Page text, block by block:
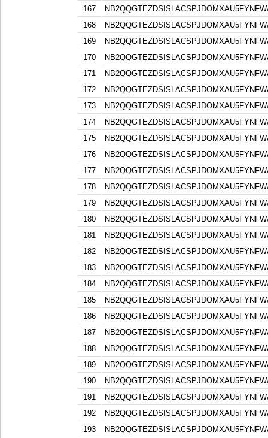
167
168
169
170
171
172
173
174
175
176
177
178
179
180
181
182
183
184
185
186
187
188
189
190
191
192
193